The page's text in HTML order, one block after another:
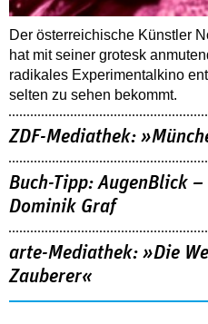
Der österreichische Künstler
hat mit seiner grotesk
radikales Experimentalkino
selten zu sehen bekommt.
ZDF-Mediathek:
Buch-Tipp: AugenBlick
Dominik Graf
arte-Mediathek: »Die
Zauberer«